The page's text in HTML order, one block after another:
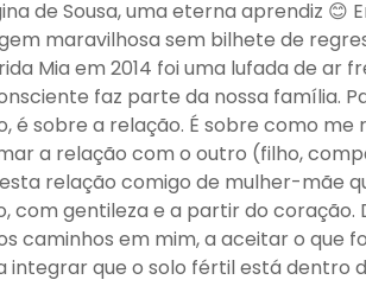
de Sousa, uma eterna aprendiz 😊
maravilhosa sem bilhete de
Mia em 2014 foi uma lufada de ar
faz parte da nossa família.
é sobre a relação. É sobre como
a relação com o outro (filho,
relação comigo de mulher-mãe
com gentileza e a partir do coração.
caminhos em mim, a aceitar o que
integrar que o solo fértil está dentro